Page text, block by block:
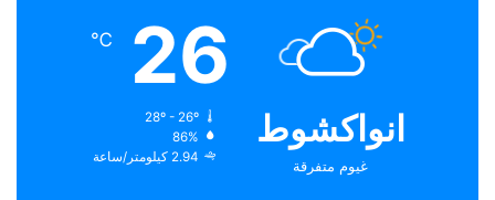
انواكشوط
غيوم متفرقة
26
℃
28º - 26º
86%
2.94 كيلومتر/ساعة